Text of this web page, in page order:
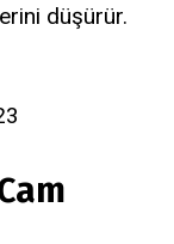
düşürür.